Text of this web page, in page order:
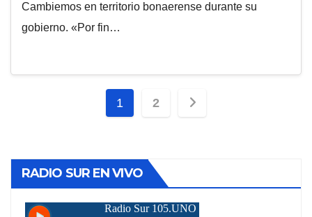
Cambiemos en territorio bonaerense durante su
gobierno. «Por fin…
Paginación
entradas
1 2
RADIO SUR EN VIVO